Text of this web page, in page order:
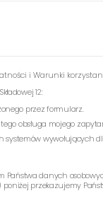
i Warunki
12:
przez formularz.
obsługa mojego
wywołujących
danych
przekazujemy